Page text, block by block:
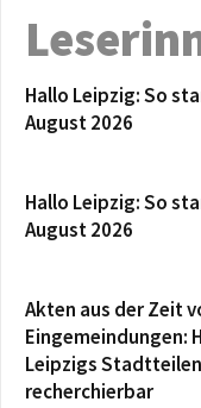
Hallo Leipzig: So
August 2026
Hallo Leipzig: So
August 2026
Akten aus der Zeit
Eingemeindungen:
Leipzigs
recherchierbar